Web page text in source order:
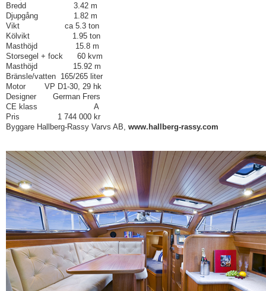
Bredd 3.42 m
Djupgång 1.82 m
Vikt ca 5.3 ton
Kölvikt 1.95 ton
Masthöjd 15.8 m
Storsegel + fock 60 kvm
Masthöjd 15.92 m
Bränsle/vatten 165/265 liter
Motor VP D1-30, 29 hk
Designer German Frers
CE klass A
Pris 1 744 000 kr
Byggare Hallberg-Rassy Varvs AB, www.hallberg-rassy.com